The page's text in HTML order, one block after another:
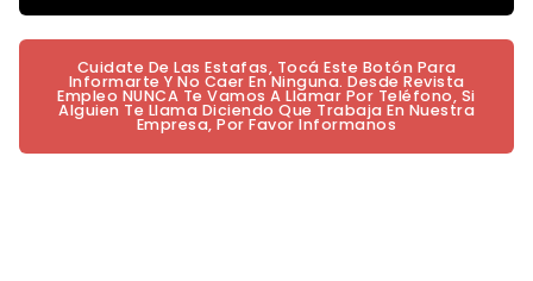
Cuidate De Las Estafas, Tocá Este Botón Para
Informarte Y No Caer En Ninguna. Desde Revista
Empleo NUNCA Te Vamos A Llamar Por Teléfono, Si
Alguien Te Llama Diciendo Que Trabaja En Nuestra
Empresa, Por Favor Informanos